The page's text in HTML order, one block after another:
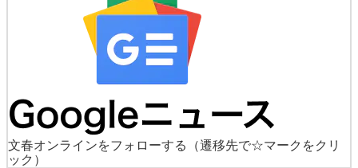
文春オンラインをフォローする
（遷移先で☆マークをクリ
ック）